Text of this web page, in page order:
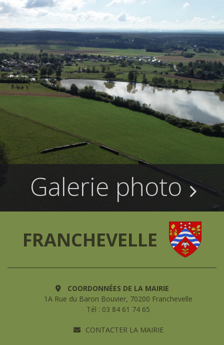
Galerie photo
FRANCHEVELLE
COORDONNÉES DE LA MAIRIE
1A Rue du Baron Bouvier, 70200 Franchevelle
Tél : 03 84 61 74 65
CONTACTER LA MAIRIE